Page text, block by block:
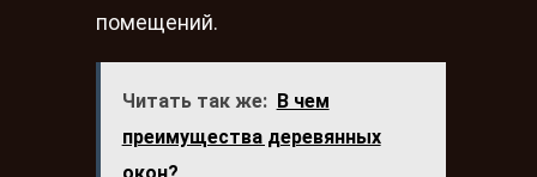
помещений.
Читать так же:
В чем
преимущества деревянных